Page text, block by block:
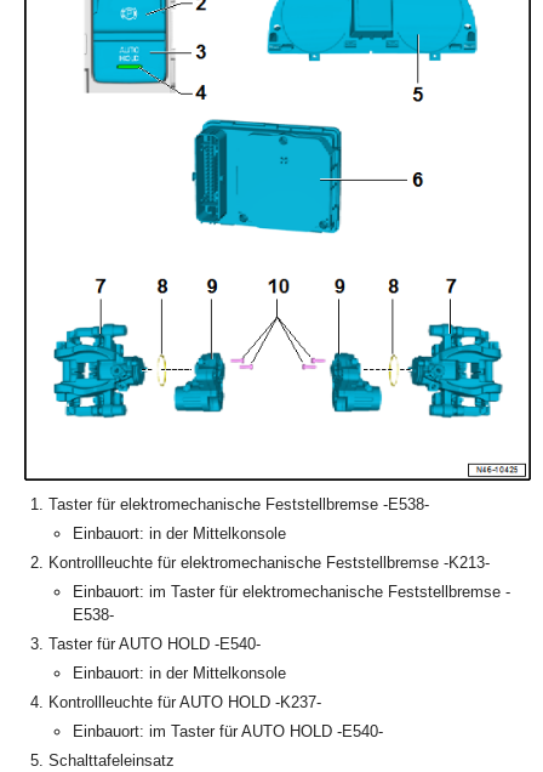
Taster für elektromechanische Feststellbremse -E538-
Einbauort: in der Mittelkonsole
Kontrollleuchte für elektromechanische Feststellbremse -K213-
Einbauort: im Taster für elektromechanische Feststellbremse -
E538-
Taster für AUTO HOLD -E540-
Einbauort: in der Mittelkonsole
Kontrollleuchte für AUTO HOLD -K237-
Einbauort: im Taster für AUTO HOLD -E540-
Schalttafeleinsatz